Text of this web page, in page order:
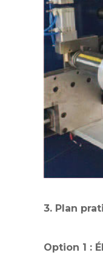
3. Plan
Option 1 :